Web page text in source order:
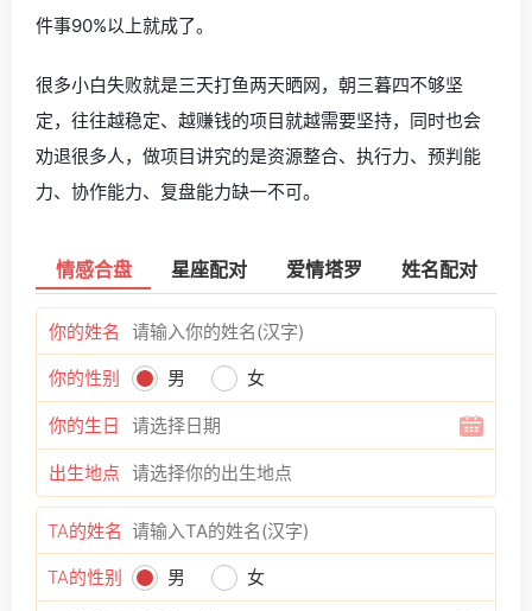
件事90%以上就成了。
很多小白失败就是三天打鱼两天晒网，朝三暮四不够坚
定，往往越稳定、越赚钱的项目就越需要坚持，同时也会
劝退很多人，做项目讲究的是资源整合、执行力、预判能
力、协作能力、复盘能力缺一不可。
情感合盘 星座配对 爱情塔罗 姓名配对
你的姓名
你的性别 男 女
你的生日
出生地点
TA的姓名
TA的性别 男 女